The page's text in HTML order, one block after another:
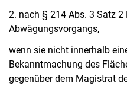
2. nach § 214 Abs. 3 Satz
Abwägungsvorgangs,
wenn sie nicht innerhalb
Bekanntmachung des
gegenüber dem Magistrat